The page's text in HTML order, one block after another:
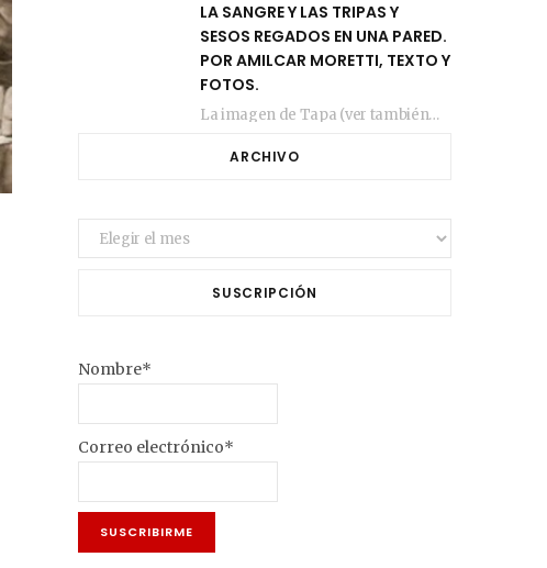
LA SANGRE Y LAS TRIPAS Y
SESOS REGADOS EN UNA PARED.
POR AMILCAR MORETTI, TEXTO Y
FOTOS.
La imagen de Tapa (ver también más arriba) fue compuesta en estos días de febrero…
ARCHIVO
Archivo
SUSCRIPCIÓN
Nombre*
Correo electrónico*